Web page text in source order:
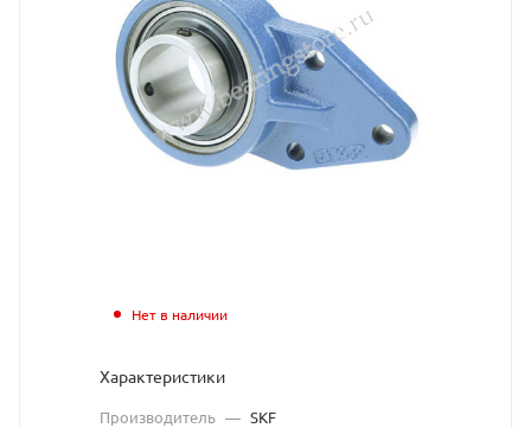
узел
SKF
взят
Нет в наличии
Характеристики
Производитель — SKF